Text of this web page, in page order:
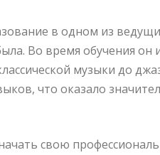
в одном из
Во время обучения он
музыки до
что оказало
свою